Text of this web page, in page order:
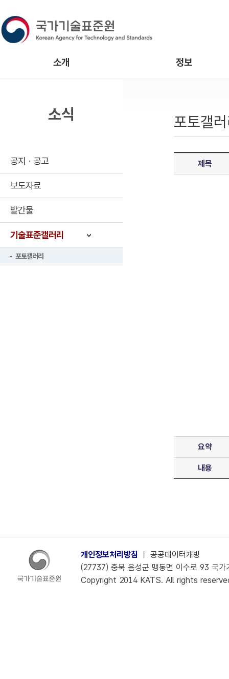
소개 정보
포토갤
제목
요약
내용
소식
공지ㆍ공고
보도자료
발간물
기술표준갤러리
포토갤러리
개인정보처리방침 ㅣ 공공데이터개방
(27737) 충북 음성군 맹동면 이수로 93 국
Copyright 2014 KATS. All rights